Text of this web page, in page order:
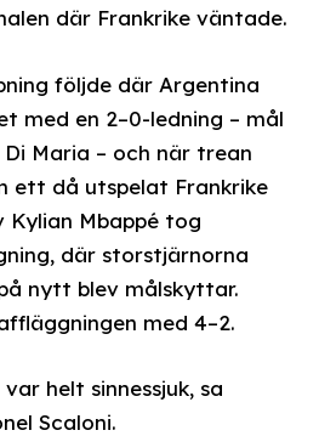
där Frankrike väntade.
följde där Argentina
med en 2–0-ledning – mål
Di Maria – och när trean
ett då utspelat Frankrike
Kylian Mbappé tog
där storstjärnorna
nytt blev målskyttar.
med 4–2.
helt sinnessjuk, sa
Scaloni.